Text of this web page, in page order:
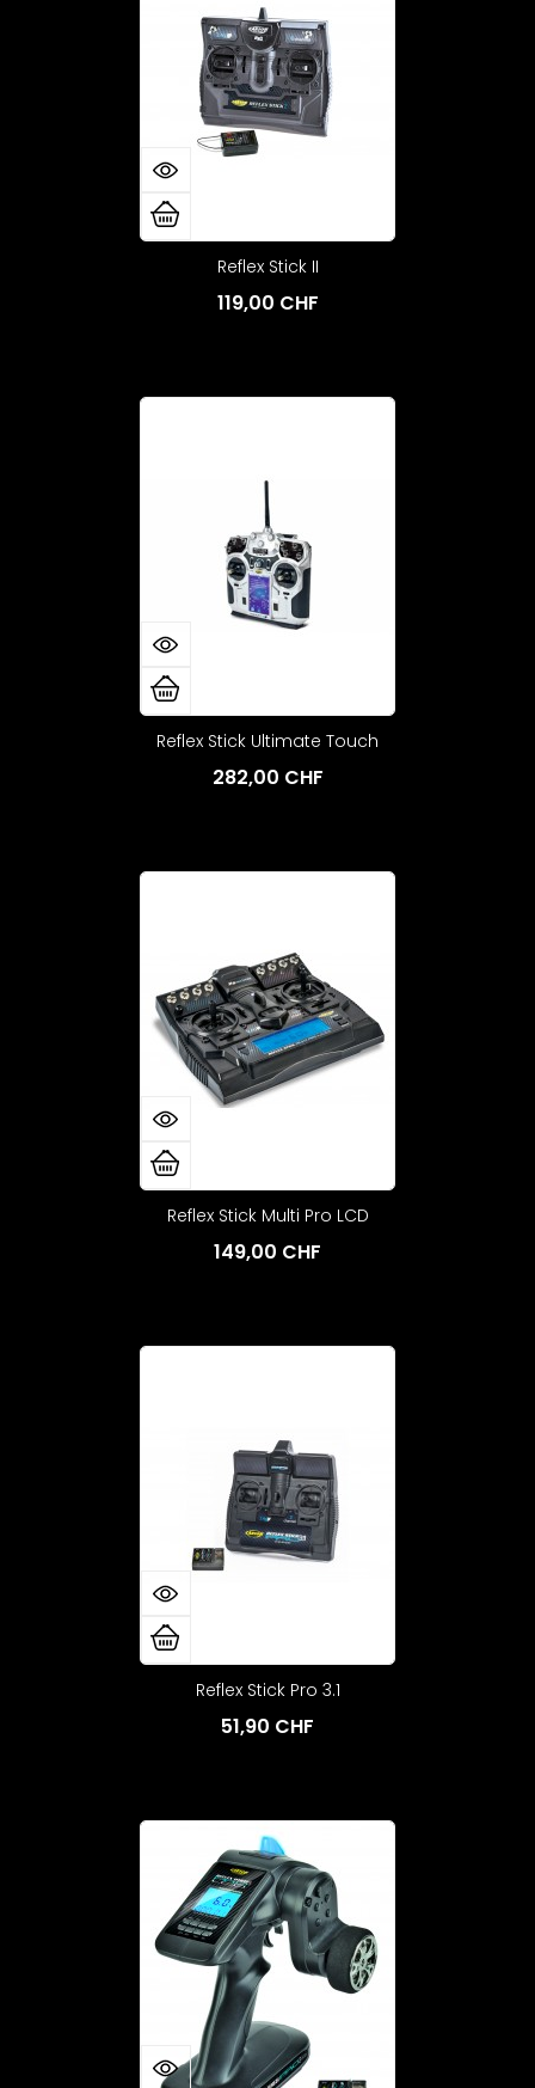
Reflex Stick II
119,00 CHF
Reflex Stick Ultimate Touch
282,00 CHF
Reflex Stick Multi Pro LCD
149,00 CHF
Reflex Stick Pro 3.1
51,90 CHF